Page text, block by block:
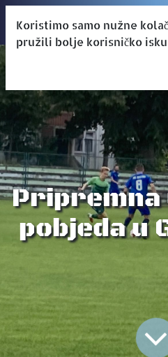
Pripremna
pobjeda u
Koristimo samo nužne
pružili bolje korisničko